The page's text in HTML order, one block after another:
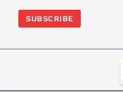
SUBSCRIBE